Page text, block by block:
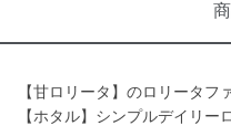
【甘ロリータ】のロリータフ
【ホタル】シンプルデイリー